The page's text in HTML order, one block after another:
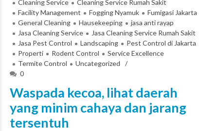
Cleaning Service
Cleaning Service Rumah Sakit
Facility Management
Fogging Nyamuk
Fumigasi Jakarta
General Cleaning
Hausekeeping
jasa anti rayap
Jasa Cleaning Service
Jasa Cleaning Service Rumah Sakit
Jasa Pest Control
Landscaping
Pest Control di Jakarta
Properti
Rodent Control
Service Excellence
Termite Control
Uncategorized
0
Waspada kecoa, lihat daerah
yang minim cahaya dan jarang
tersentuh